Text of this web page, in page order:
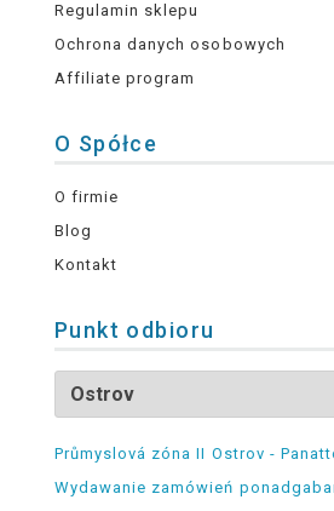
Regulamin sklepu
Ochrona danych osobowych
Affiliate program
O Spółce
O firmie
Blog
Kontakt
Punkt odbioru
Průmyslová zóna II Ostrov -
Wydawanie zamówień